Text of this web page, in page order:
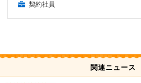
契約社員
関連ニュース